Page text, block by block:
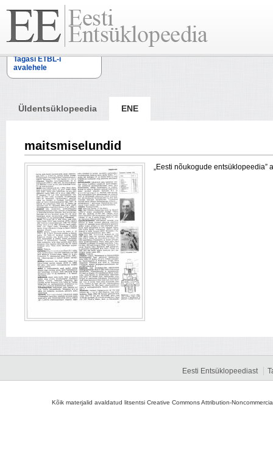
Tagasi ETBL-i
avalehele
Üldentsüklopeedia ENE
maitsmiselundid
„Eesti nõukogude entsüklopeedia”
Eesti Entsüklopeediast
Kõik materjalid avaldatud litsentsi Creative Commons Attribution-